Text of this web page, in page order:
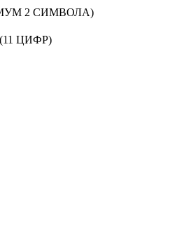
2 СИМВОЛА)
ЦИФР)